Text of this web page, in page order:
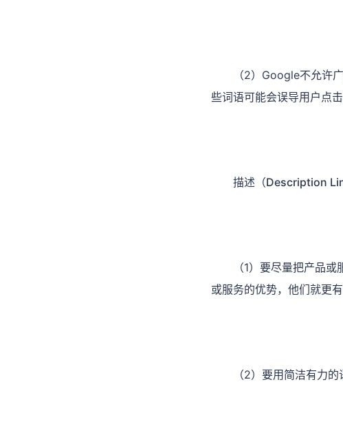
（2）Google不允许
些词语可能会误导用户点击
描述（Description
（1）要尽量把产品
或服务的优势，他们就更
（2）要用简洁有力